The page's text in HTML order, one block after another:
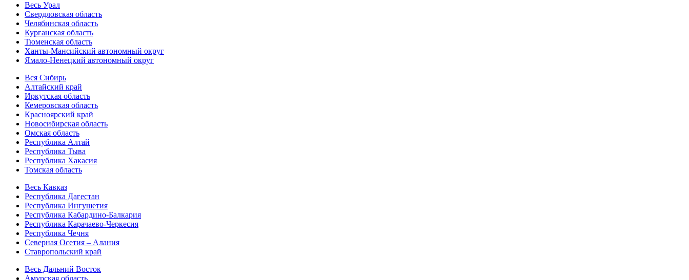
Весь Урал
Свердловская область
Челябинская область
Курганская область
Тюменская область
Ханты-Мансийский автономный округ
Ямало-Ненецкий автономный округ
Вся Сибирь
Алтайский край
Иркутская область
Кемеровская область
Красноярский край
Новосибирская область
Омская область
Республика Алтай
Республика Тыва
Республика Хакасия
Томская область
Весь Кавказ
Республика Дагестан
Республика Ингушетия
Республика Кабардино-Балкария
Республика Карачаево-Черкесия
Республика Чечня
Северная Осетия – Алания
Ставропольский край
Весь Дальний Восток
Амурская область